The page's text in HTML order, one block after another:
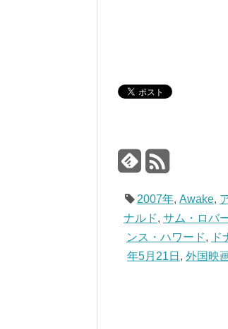
2007年, Awake,
ナルド, サム・ロバ
ンス・ハワード, ド
年5月21日 , 外国映